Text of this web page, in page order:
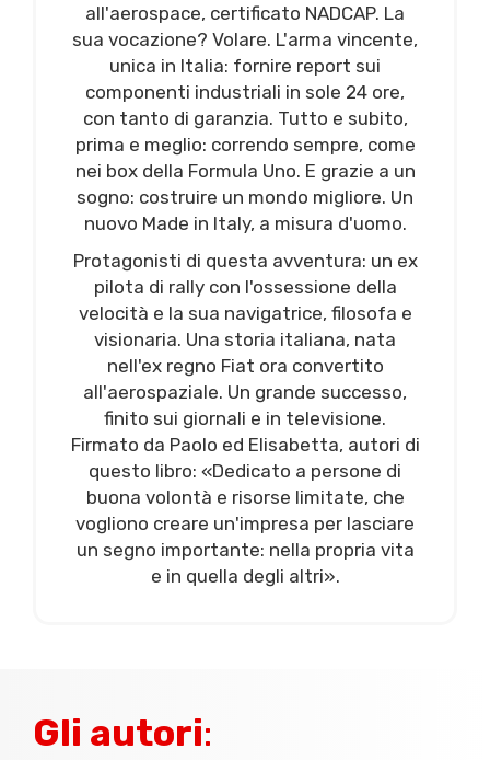
all'aerospace, certificato NADCAP. La
sua vocazione? Volare. L'arma vincente,
unica in Italia: fornire report sui
componenti industriali in sole 24 ore,
con tanto di garanzia. Tutto e subito,
prima e meglio: correndo sempre, come
nei box della Formula Uno. E grazie a un
sogno: costruire un mondo migliore. Un
nuovo Made in Italy, a misura d'uomo.
Protagonisti di questa avventura: un ex
pilota di rally con l'ossessione della
velocità e la sua navigatrice, filosofa e
visionaria. Una storia italiana, nata
nell'ex regno Fiat ora convertito
all'aerospaziale. Un grande successo,
finito sui giornali e in televisione.
Firmato da Paolo ed Elisabetta, autori di
questo libro: «Dedicato a persone di
buona volontà e risorse limitate, che
vogliono creare un'impresa per lasciare
un segno importante: nella propria vita
e in quella degli altri».
Gli autori: